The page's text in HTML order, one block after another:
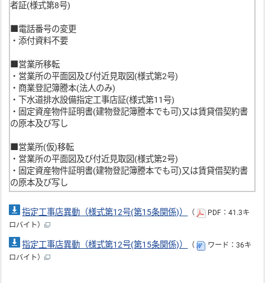
者証(様式第8号)
■電話番号の変更
・添付資料不要
■営業所移転
・営業所の平面図及び付近見取図(様式第2号)
・商業登記簿謄本(法人のみ)
・下水道排水設備指定工事店証(様式第11号)
・固定資産物件証明書(建物登記簿謄本でも可)又は賃貸借契約書
の原本及び写し
■営業所(仮)移転
・営業所の平面図及び付近見取図(様式第2号)
・固定資産物件証明書(建物登記簿謄本でも可)又は賃貸借契約書
の原本及び写し
指定工事店異動（様式第12号(第15条関係)） （
PDF：41.3キ
ロバイト）
指定工事店異動（様式第12号(第15条関係)） （
ワード：36キ
ロバイト）